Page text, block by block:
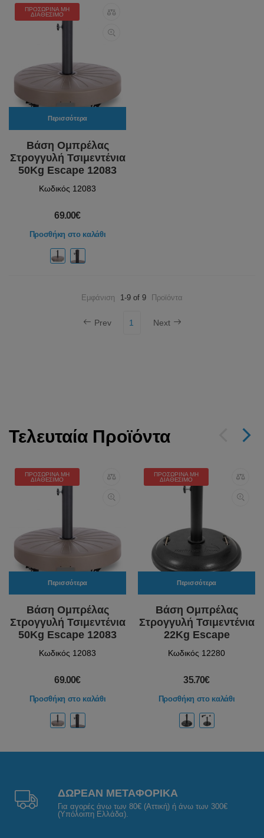
ΠΡΟΣΩΡΙΝΆ ΜΗ
ΔΙΑΘΈΣΙΜΟ
Περισσότερα
Βάση Ομπρέλας
Στρογγυλή Τσιμεντένια
50Kg Escape 12083
Κωδικός 12083
69.00€
Προσθήκη στο καλάθι
Εμφάνιση 1-9 of 9 Προϊόντα
Prev 1 Next
Τελευταία Προϊόντα
ΠΡΟΣΩΡΙΝΆ ΜΗ
ΔΙΑΘΈΣΙΜΟ
Περισσότερα
Βάση Ομπρέλας
Στρογγυλή Τσιμεντένια
50Kg Escape 12083
Κωδικός 12083
69.00€
Προσθήκη στο καλάθι
ΠΡΟΣΩΡΙΝΆ ΜΗ
ΔΙΑΘΈΣΙΜΟ
Περισσότερα
Βάση Ομπρέλας
Στρογγυλή Τσιμεντένια
22Kg Escape
Κωδικός 12280
35.70€
Προσθήκη στο καλάθι
ΔΩΡΕΑΝ ΜΕΤΑΦΟΡΙΚΑ
Για αγορές άνω των 80€ (Αττική) ή άνω των 300€
(Υπόλοιπη Ελλάδα).